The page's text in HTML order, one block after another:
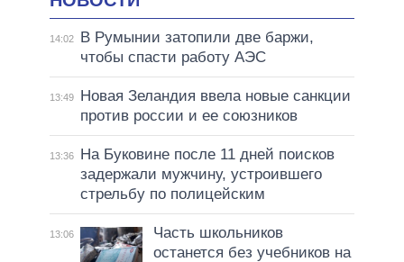
14:02
В Румынии затопили две баржи,
чтобы спасти работу АЭС
13:49
Новая Зеландия ввела новые санкции
против россии и ее союзников
13:36
На Буковине после 11 дней поисков
задержали мужчину, устроившего
стрельбу по полицейским
13:06
Часть школьников
останется без учебников на